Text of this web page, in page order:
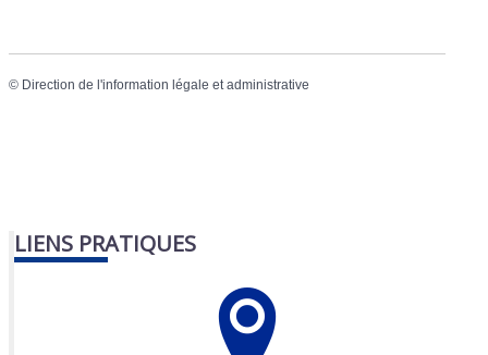
© Direction de l'information légale et administrative
LIENS PRATIQUES